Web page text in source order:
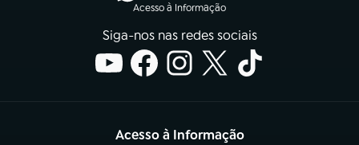
Acesso à Informação
Siga-nos nas redes sociais
Acesso à Informação